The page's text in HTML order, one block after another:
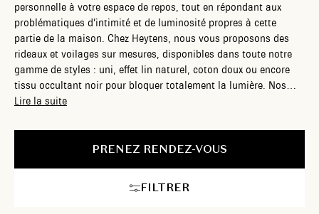
personnelle à votre espace de repos, tout en répondant aux
problématiques d’intimité et de luminosité propres à cette
partie de la maison. Chez Heytens, nous vous proposons des
rideaux et voilages sur mesures, disponibles dans toute notre
gamme de styles : uni, effet lin naturel, coton doux ou encore
tissu occultant noir pour bloquer totalement la lumière. Nos
rideaux voilages en coton ou en lin apportent légèreté et
disponibles en blanc, gris ou noir, assurent une obscurité totale
pour un sommeil réparateur. Que vous cherchiez un voilage
Lire la suite
PRENEZ RENDEZ-VOUS
FILTRER